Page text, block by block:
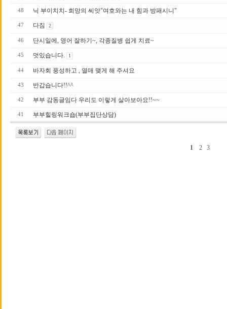
48 닉 부이치치- 희망의 씨앗"여호와는 내 힘과 방패시니"
47 다짐 2
46 단시일에, 영어 잘하기~, 각종질병 쉽게 치료~
45 멋있습니다. 1
44 바자회 풍성하고 , 열매 맺게 해 주셔요
43 반갑습니다!!^^
42 부부 감동글임다 우리도 이렇게 살아보아요!!~~
41 부부힐링워크숍(부부집단상담)
1 2 3